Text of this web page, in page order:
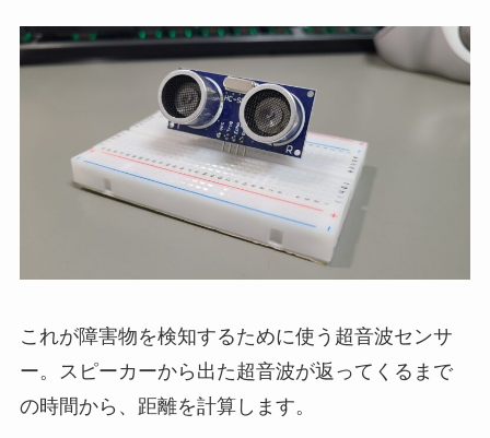
これが障害物を検知するために使う超音波センサ
ー。スピーカーから出た超音波が返ってくるまで
の時間から、距離を計算します。